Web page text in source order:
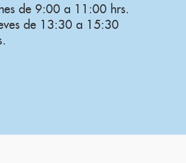
de 9:00 a 11:00 hrs.
de 13:30 a 15:30